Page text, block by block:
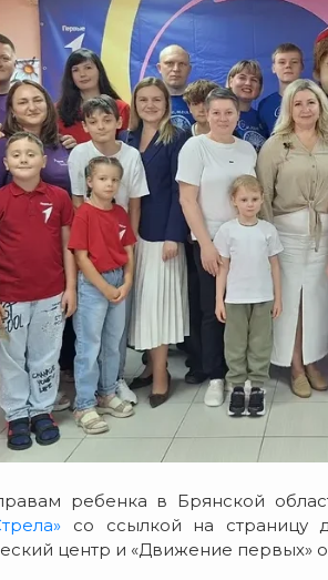
ребенка в Брянской
со ссылкой на страницу
центр и «Движение первых»